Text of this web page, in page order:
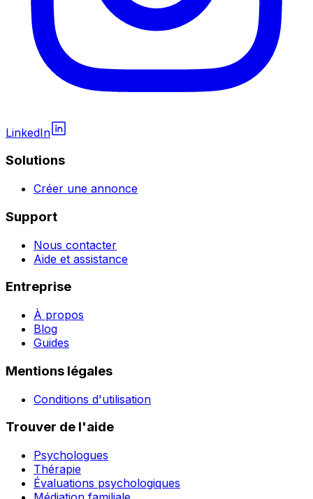
LinkedIn
Solutions
Créer une annonce
Support
Nous contacter
Aide et assistance
Entreprise
À propos
Blog
Guides
Mentions légales
Conditions d'utilisation
Trouver de l'aide
Psychologues
Thérapie
Évaluations psychologiques